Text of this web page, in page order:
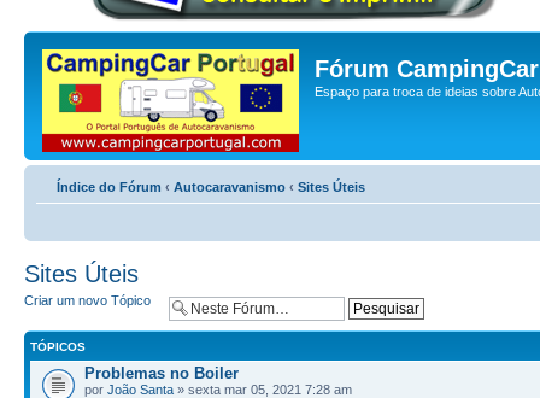
Fórum
Espaço para troca de ideias sobre
Índice do Fórum ‹ Autocaravanismo ‹ Sites Úteis
Sites Úteis
Criar um novo Tópico
TÓPICOS
Problemas no Boiler
por João Santa » sexta mar 05, 2021 7:28 am